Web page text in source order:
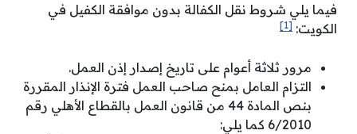
فيما يلي شروط نقل الكفالة بدون موافقة الكفيل في
الكويت: [1]
مرور ثلاثة أعوام على تاريخ إصدار إذن العمل.
التزام العامل بمنح صاحب العمل فترة الإنذار المقررة
بنص المادة 44 من قانون العمل بالقطاع الأهلي رقم
6/2010 كما يلي: